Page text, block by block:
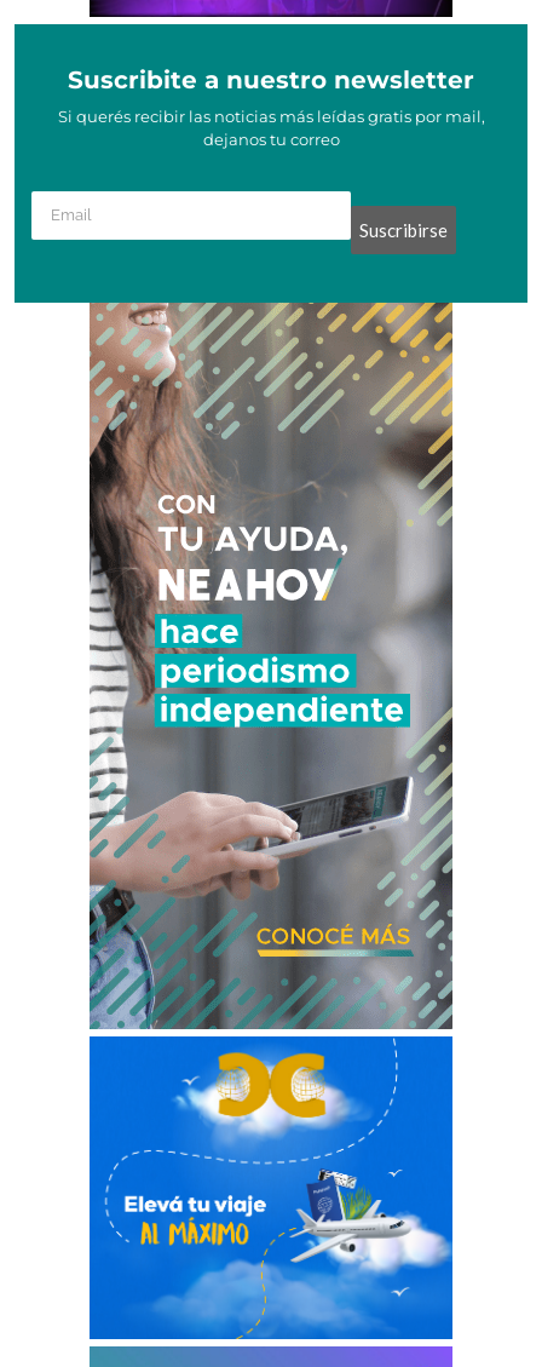
Suscribite a nuestro newsletter
Si querés recibir las noticias más leídas gratis por mail,
dejanos tu correo
Suscribirse